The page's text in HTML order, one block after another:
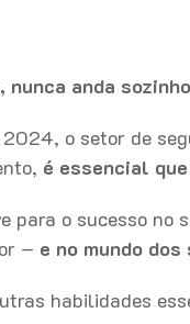
anda
o setor de
é essencial
para o sucesso no
– e no mundo
habilidades